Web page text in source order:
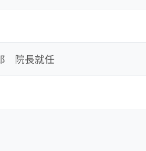
院長就任